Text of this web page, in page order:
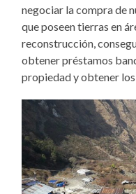
negociar la compra de
que poseen tierras en
reconstrucción,
obtener préstamos
propiedad y obtener